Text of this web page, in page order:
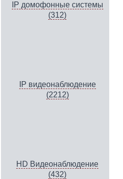
IP домофонные системы
(312)
IP видеонаблюдение
(2212)
HD Видеонаблюдение
(432)